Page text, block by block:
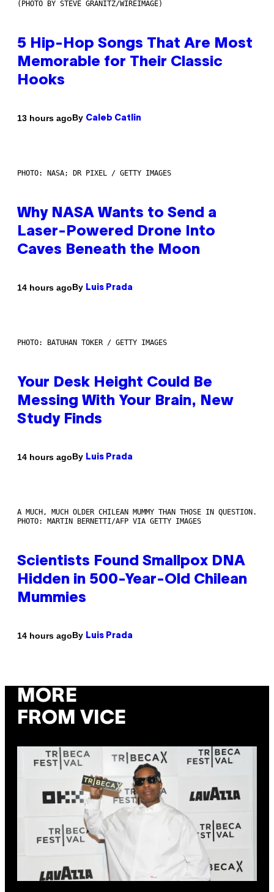
(PHOTO BY STEVE GRANITZ/WIREIMAGE)
5 Hip-Hop Songs That Are Most
Memorable for Their Classic
Hooks
13 hours agoBy Caleb Catlin
PHOTO: NASA; DR PIXEL / GETTY IMAGES
Why NASA Wants to Send a
Laser-Powered Drone Into
Caves Beneath the Moon
14 hours agoBy Luis Prada
PHOTO: BATUHAN TOKER / GETTY IMAGES
Your Desk Height Could Be
Messing With Your Brain, New
Study Finds
14 hours agoBy Luis Prada
A MUCH, MUCH OLDER CHILEAN MUMMY THAN THOSE IN QUESTION.
PHOTO: MARTIN BERNETTI/AFP VIA GETTY IMAGES
Scientists Found Smallpox DNA
Hidden in 500-Year-Old Chilean
Mummies
14 hours agoBy Luis Prada
MORE
FROM VICE